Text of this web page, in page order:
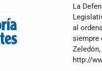
La
al
siempre
http://